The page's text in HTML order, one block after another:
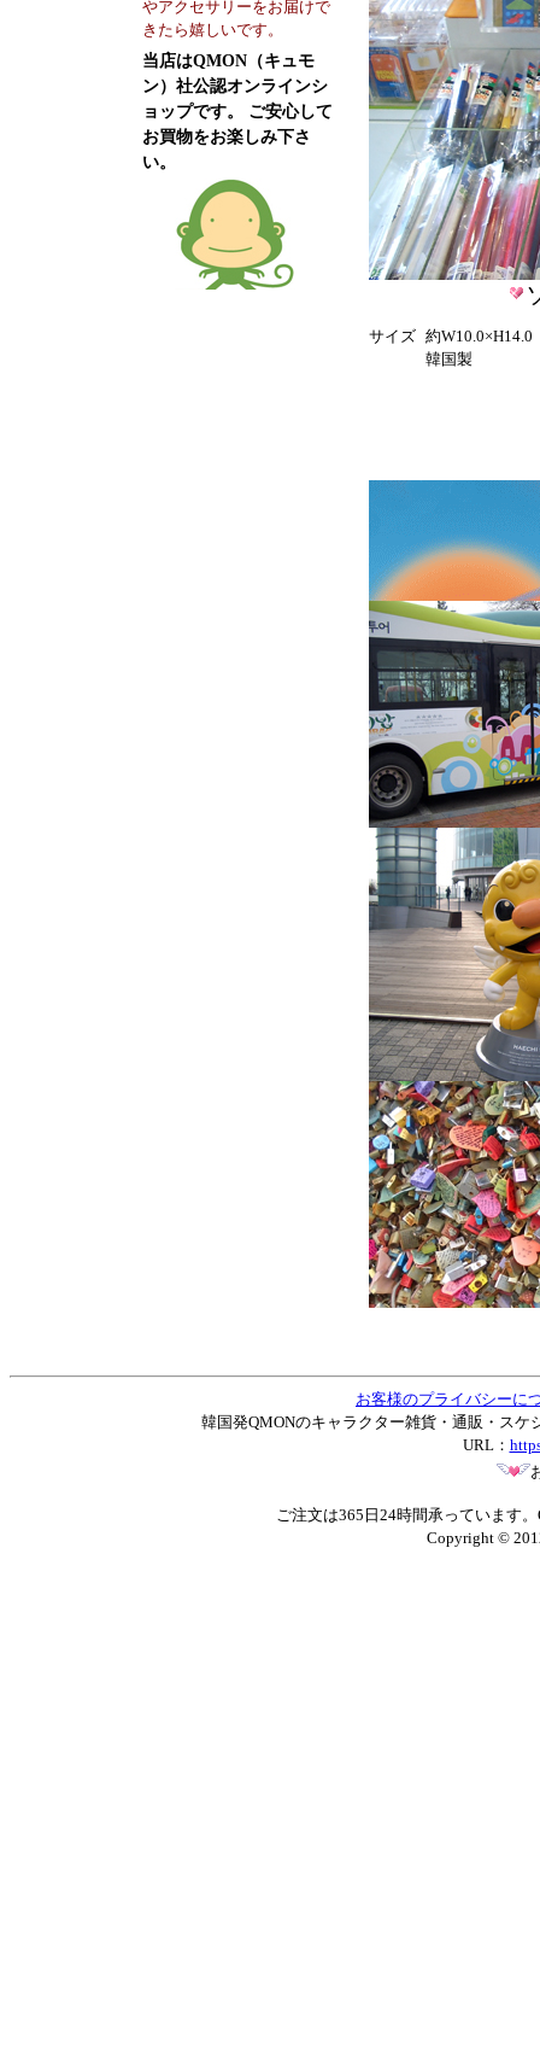
やアクセサリーをお届けで
きたら嬉しいです。
当店はQMON（キュモ
ン）社公認オンラインシ
ョップです。 ご安心して
お買物をお楽しみ下さ
い。
サイズ 約W10.0×H14.0
韓国製
お客様のプライバシーに
韓国発QMONのキャラクター雑貨・通販・スケ
URL：
ご注文は365日24時間承っています
Copyright ©